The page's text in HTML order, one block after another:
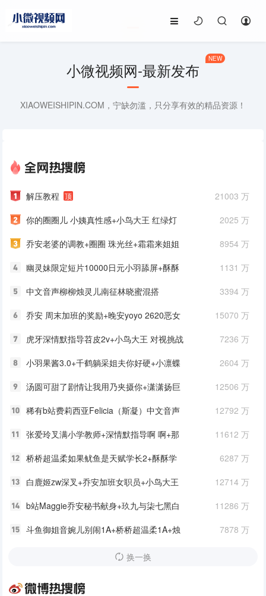
小微视频网-最新发布
NEW
XIAOWEISHIPIN.COM，宁缺勿滥，只分享有效的精品资源！
解压教程 顶
21003 万
你的圈圈儿 小姨真性感+小鸟大王 红绿灯
5.0女友+小水不会水
2025 万
乔安老婆的调教+圈圈 珠光丝+霜霜来姐姐
的电台入睡吧 安眠电台「特别版
8954 万
幽灵妹限定短片10000日元小羽舔屏+酥酥
学姐7月甜耳小修女+酥酥学姐赖床小女友
1131 万
中文音声柳柳烛灵儿南征林晓蜜混搭
12A/2.3G
3394 万
乔安 周末加班的奖励+晚安yoyo 2620恶女
妈妈羞辱+NN略施小计限定
15070 万
虎牙深情默指导苕皮2v+小鸟大王 对视挑战
新系列+NN略施小计 神秘1 嫌弃脸手搓麦
7236 万
小羽果酱3.0+千鹤躺采姐夫你好硬+小凛蝶
子 全脸咬耳朵和恶龙咆哮
2604 万
汤圆可甜了剧情让我用乃夹摄你+潇潇扬巨
茹+虎牙深情默指导
12506 万
稀有b站费莉西亚Felicia（斯凝）中文音声
助眠剧情系列22A
12792 万
张爱玲叉满小学教师+深情默指导啊 啊+那
我去睡觉了红色女仆
11612 万
桥桥超温柔如果鱿鱼是天赋学长2+酥酥学
姐深夜突击查房 督察姐姐的专属哄睡
6287 万
白鹿姬zw深叉+乔安加班女职员+小鸟大王
吊带袜+酥酥学姐护士姐姐的全身
12714 万
b站Maggie乔安秘书献身+玖九与柒七黑白
双管+ 舔舔+晚安yoyo
11286 万
斗鱼御姐音婉儿别闹1A+桥桥超温柔1A+烛
7878 万
换一换